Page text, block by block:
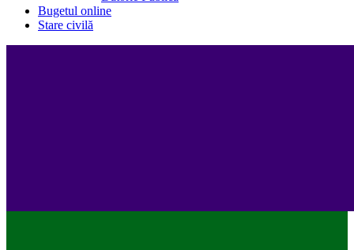
Bugetul online
Stare civilă